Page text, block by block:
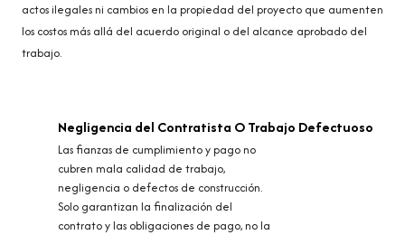
actos ilegales ni cambios en la propiedad del proyecto que aumenten
los costos más allá del acuerdo original o del alcance aprobado del
trabajo.
Negligencia del Contratista O Trabajo Defectuoso
Las fianzas de cumplimiento y pago no
cubren mala calidad de trabajo,
negligencia o defectos de construcción.
Solo garantizan la finalización del
contrato y las obligaciones de pago, no la